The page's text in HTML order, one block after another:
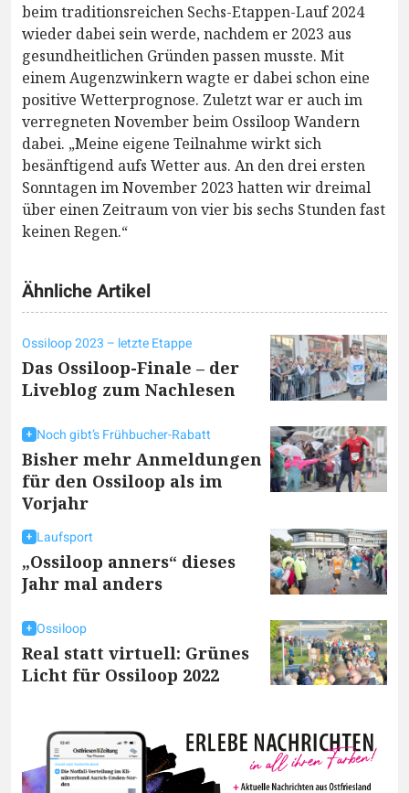
beim traditionsreichen Sechs-Etappen-Lauf 2024
wieder dabei sein werde, nachdem er 2023 aus
gesundheitlichen Gründen passen musste. Mit
einem Augenzwinkern wagte er dabei schon eine
positive Wetterprognose. Zuletzt war er auch im
verregneten November beim Ossiloop Wandern
dabei. „Meine eigene Teilnahme wirkt sich
besänftigend aufs Wetter aus. An den drei ersten
Sonntagen im November 2023 hatten wir dreimal
über einen Zeitraum von vier bis sechs Stunden fast
keinen Regen.“
Ähnliche Artikel
Ossiloop 2023 – letzte Etappe
Das Ossiloop-Finale – der
Liveblog zum Nachlesen
Noch gibt’s Frühbucher-Rabatt
Bisher mehr Anmeldungen
für den Ossiloop als im
Vorjahr
Laufsport
„Ossiloop anners“ dieses
Jahr mal anders
Ossiloop
Real statt virtuell: Grünes
Licht für Ossiloop 2022